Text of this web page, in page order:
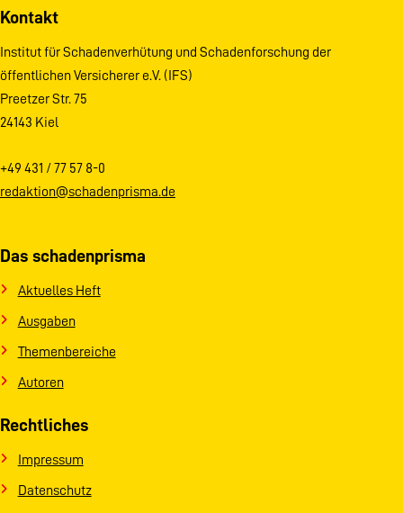
Kontakt
Institut für Schadenverhütung und Schadenforschung der
öffentlichen Versicherer e.V. (IFS)
Preetzer Str. 75
24143 Kiel
+49 431 / 77 57 8-0
redaktion@schadenprisma.de
Das schadenprisma
Aktuelles Heft
Ausgaben
Themenbereiche
Autoren
Rechtliches
Impressum
Datenschutz